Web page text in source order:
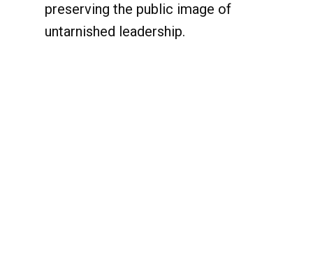
preserving the public image of
untarnished leadership.